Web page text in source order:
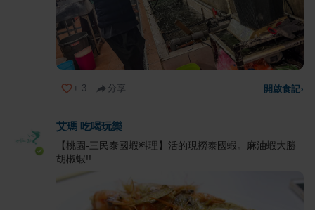
+ 3 分享 開啟食記›
艾瑪 吃喝玩樂
【桃園-三民泰國蝦料理】活的現撈泰國蝦。麻油蝦大勝
胡椒蝦!!